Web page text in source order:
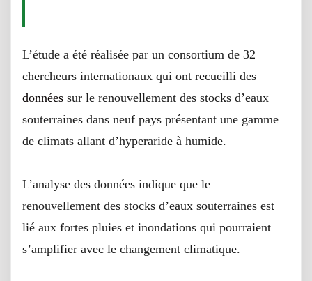
L’étude a été réalisée par un consortium de 32
chercheurs internationaux qui ont recueilli des
données sur le renouvellement des stocks d’eaux
souterraines dans neuf pays présentant une gamme
de climats allant d’hyperaride à humide.
L’analyse des données indique que le
renouvellement des stocks d’eaux souterraines est
lié aux fortes pluies et inondations qui pourraient
s’amplifier avec le changement climatique.